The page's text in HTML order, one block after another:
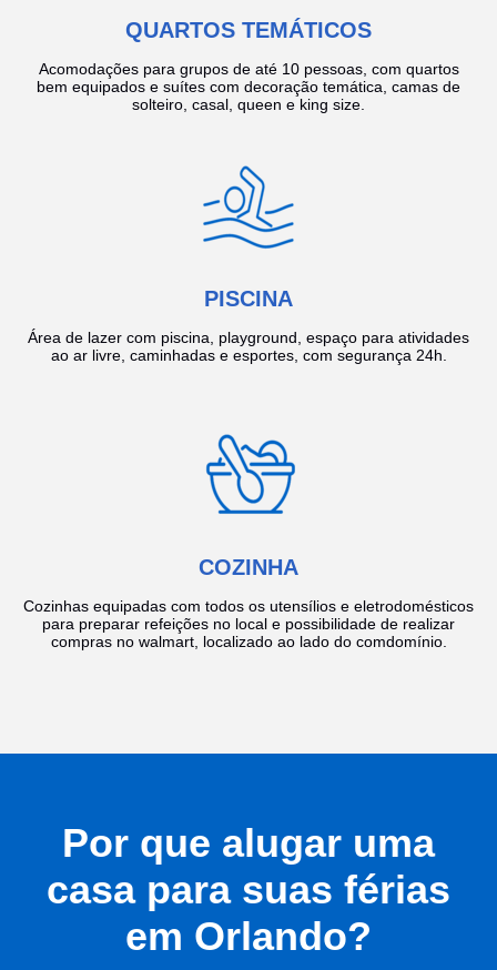
QUARTOS TEMÁTICOS
Acomodações para grupos de até 10 pessoas, com quartos
bem equipados e suítes com decoração temática, camas de
solteiro, casal, queen e king size.
PISCINA
Área de lazer com piscina, playground, espaço para atividades
ao ar livre, caminhadas e esportes, com segurança 24h.
COZINHA
Cozinhas equipadas com todos os utensílios e eletrodomésticos
para preparar refeições no local e possibilidade de realizar
compras no walmart, localizado ao lado do comdomínio.
Por que alugar uma
casa para suas férias
em Orlando?